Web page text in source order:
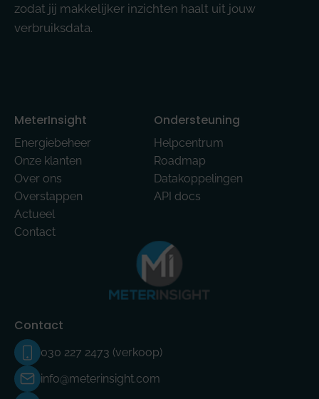
zodat jij makkelijker inzichten haalt uit jouw
verbruiksdata.
MeterInsight
Energiebeheer
Onze klanten
Over ons
Overstappen
Actueel
Contact
Ondersteuning
Helpcentrum
Roadmap
Datakoppelingen
API docs
Contact
030 227 2473 (verkoop)
info@meterinsight.com